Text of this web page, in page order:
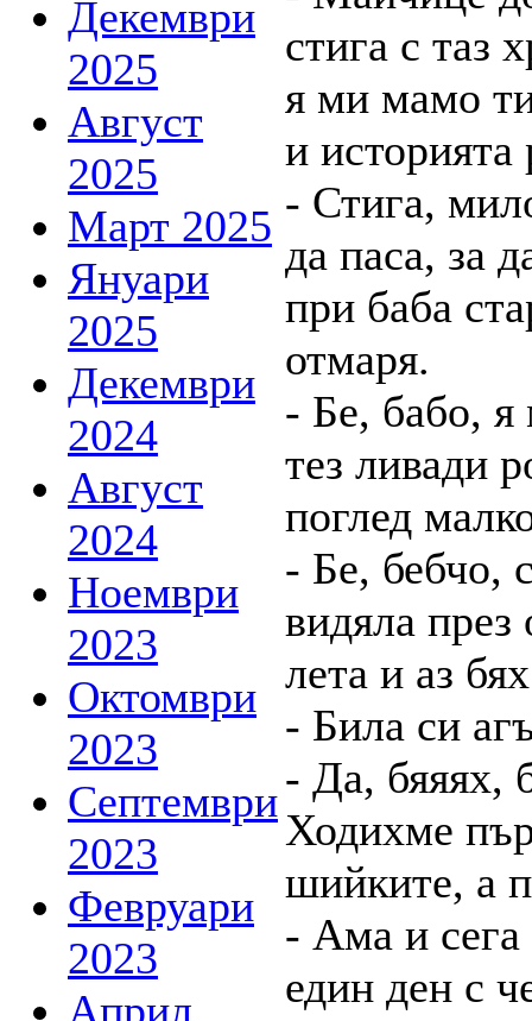
Декември
2025
Август
2025
Март 2025
Януари
2025
Декември
2024
Август
2024
Ноември
2023
Октомври
2023
Септември
2023
Февруари
2023
Април
стига с таз
я ми мамо
и историята
- Стига,
да паса, за
при баба
отмаря.
- Бе, бабо, я
тез ливади
поглед
- Бе, бебчо,
видяла
лета и аз
- Била си
- Да, бяяях,
Ходихме
шийките, а
- Ама и сега
един ден с